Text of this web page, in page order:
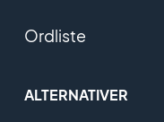
Ordliste
ALTERNATIVER